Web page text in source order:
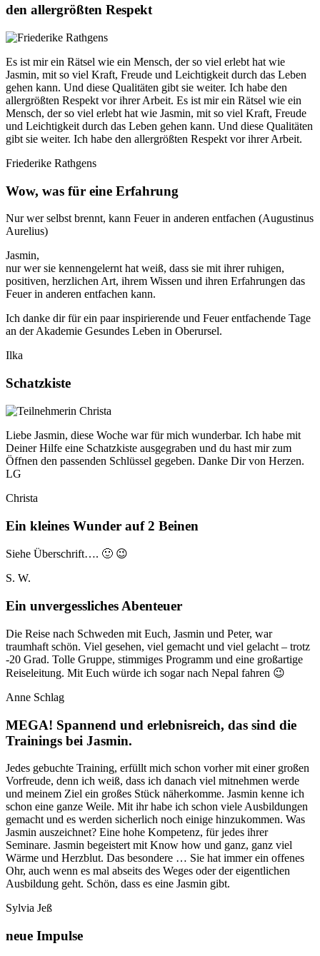
den allergrößten Respekt
Es ist mir ein Rätsel wie ein Mensch, der so viel erlebt hat wie
Jasmin, mit so viel Kraft, Freude und Leichtigkeit durch das Leben
gehen kann. Und diese Qualitäten gibt sie weiter. Ich habe den
allergrößten Respekt vor ihrer Arbeit. Es ist mir ein Rätsel wie ein
Mensch, der so viel erlebt hat wie Jasmin, mit so viel Kraft, Freude
und Leichtigkeit durch das Leben gehen kann. Und diese Qualitäten
gibt sie weiter. Ich habe den allergrößten Respekt vor ihrer Arbeit.
Friederike Rathgens
Wow, was für eine Erfahrung
Nur wer selbst brennt, kann Feuer in anderen entfachen (Augustinus
Aurelius)
Jasmin,
nur wer sie kennengelernt hat weiß, dass sie mit ihrer ruhigen,
positiven, herzlichen Art, ihrem Wissen und ihren Erfahrungen das
Feuer in anderen entfachen kann.
Ich danke dir für ein paar inspirierende und Feuer entfachende Tage
an der Akademie Gesundes Leben in Oberursel.
Ilka
Schatzkiste
Liebe Jasmin, diese Woche war für mich wunderbar. Ich habe mit
Deiner Hilfe eine Schatzkiste ausgegraben und du hast mir zum
Öffnen den passenden Schlüssel gegeben. Danke Dir von Herzen.
LG
Christa
Ein kleines Wunder auf 2 Beinen
Siehe Überschrift…. 🙂 😉
S. W.
Ein unvergessliches Abenteuer
Die Reise nach Schweden mit Euch, Jasmin und Peter, war
traumhaft schön. Viel gesehen, viel gemacht und viel gelacht – trotz
-20 Grad. Tolle Gruppe, stimmiges Programm und eine großartige
Reiseleitung. Mit Euch würde ich sogar nach Nepal fahren 😉
Anne Schlag
MEGA! Spannend und erlebnisreich, das sind die
Trainings bei Jasmin.
Jedes gebuchte Training, erfüllt mich schon vorher mit einer großen
Vorfreude, denn ich weiß, dass ich danach viel mitnehmen werde
und meinem Ziel ein großes Stück näherkomme. Jasmin kenne ich
schon eine ganze Weile. Mit ihr habe ich schon viele Ausbildungen
gemacht und es werden sicherlich noch einige hinzukommen. Was
Jasmin auszeichnet? Eine hohe Kompetenz, für jedes ihrer
Seminare. Jasmin begeistert mit Know how und ganz, ganz viel
Wärme und Herzblut. Das besondere … Sie hat immer ein offenes
Ohr, auch wenn es mal abseits des Weges oder der eigentlichen
Ausbildung geht. Schön, dass es eine Jasmin gibt.
Sylvia Jeß
neue Impulse